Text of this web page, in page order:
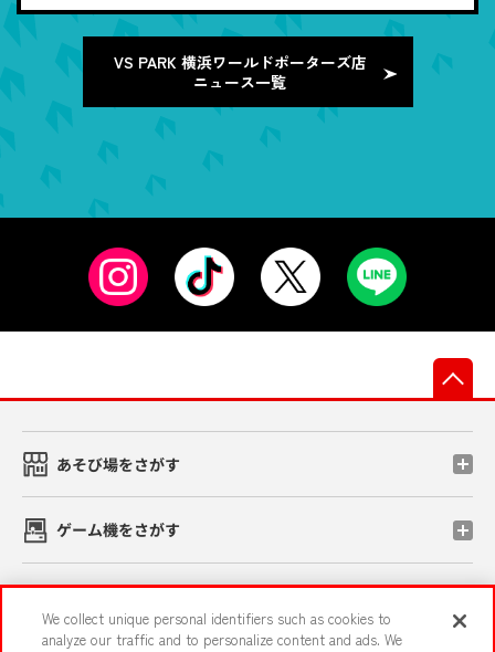
VS PARK 横浜ワールドポーターズ店
ニュース一覧
あそび場をさがす
ゲーム機をさがす
We collect unique personal identifiers such as cookies to
analyze our traffic and to personalize content and ads. We